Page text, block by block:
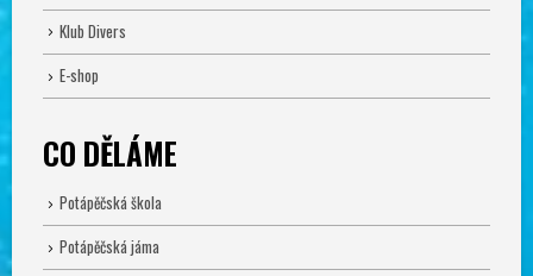
Klub Divers
E-shop
CO DĚLÁME
Potápěčská škola
Potápěčská jáma